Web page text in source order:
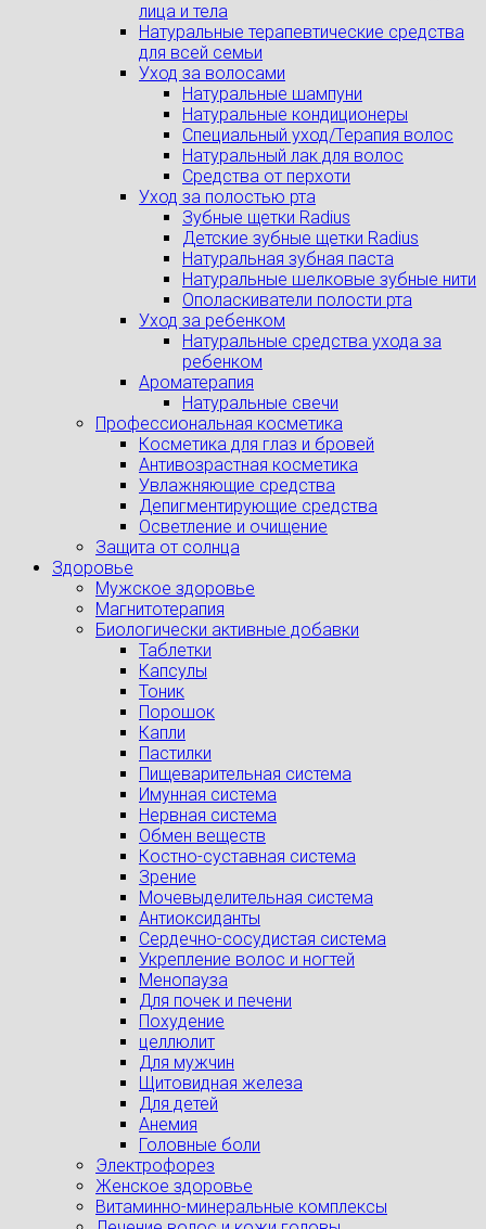
лица и тела
Натуральные терапевтические средства
для всей семьи
Уход за волосами
Натуральные шампуни
Натуральные кондиционеры
Специальный уход/Терапия волос
Натуральный лак для волос
Средства от перхоти
Уход за полостью рта
Зубные щетки Radius
Детские зубные щетки Radius
Натуральная зубная паста
Натуральные шелковые зубные нити
Ополаскиватели полости рта
Уход за ребенком
Натуральные средства ухода за
ребенком
Ароматерапия
Натуральные свечи
Профессиональная косметика
Косметика для глаз и бровей
Антивозрастная косметика
Увлажняющие средства
Депигментирующие средства
Осветление и очищение
Защита от солнца
Здоровье
Мужское здоровье
Магнитотерапия
Биологически активные добавки
Таблетки
Капсулы
Тоник
Порошок
Капли
Пастилки
Пищеварительная система
Имунная система
Нервная система
Обмен веществ
Костно-суставная система
Зрение
Мочевыделительная система
Антиоксиданты
Сердечно-сосудистая система
Укрепление волос и ногтей
Менопауза
Для почек и печени
Похудение
целлюлит
Для мужчин
Щитовидная железа
Для детей
Анемия
Головные боли
Электрофорез
Женское здоровье
Витаминно-минеральные комплексы